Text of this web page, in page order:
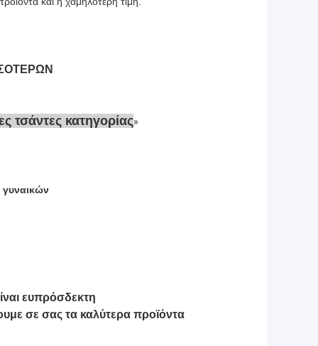
τσάντες κατηγορίας
ευπρόσδεκτη
σε σας τα καλύτερα προϊόντα